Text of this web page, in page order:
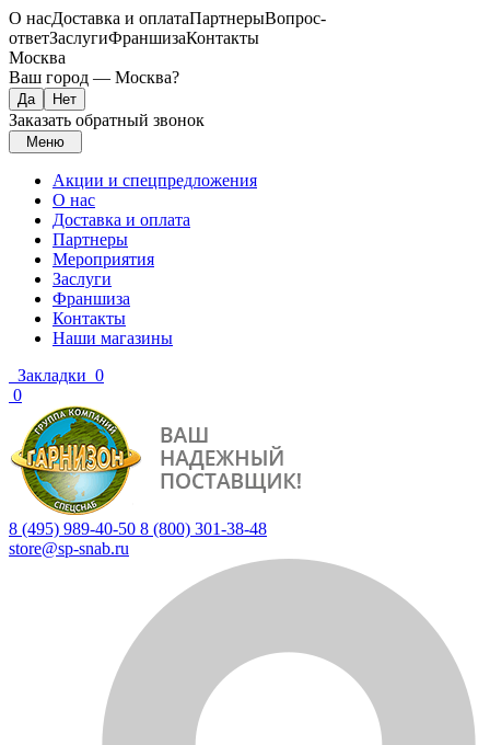
О насДоставка и оплатаПартнерыВопрос-
ответЗаслугиФраншизаКонтакты
Москва
Ваш город — Москва?
Заказать обратный звонок
Меню
Акции и спецпредложения
О нас
Доставка и оплата
Партнеры
Мероприятия
Заслуги
Франшиза
Контакты
Наши магазины
Закладки 0
0
8 (495) 989-40-50 8 (800) 301-38-48
store@sp-snab.ru